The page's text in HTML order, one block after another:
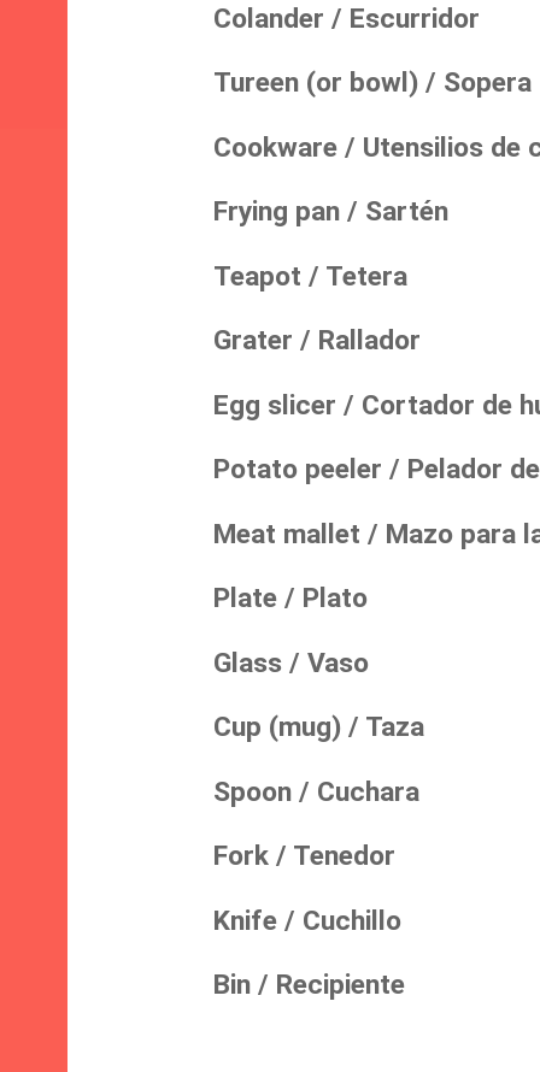
Colander / Escurridor
Tureen (or bowl) / Sopera
Cookware / Utensilios de
Frying pan / Sartén
Teapot / Tetera
Grater / Rallador
Egg slicer / Cortador de
Potato peeler / Pelador
Meat mallet / Mazo para
Plate / Plato
Glass / Vaso
Cup (mug) / Taza
Spoon / Cuchara
Fork / Tenedor
Knife / Cuchillo
Bin / Recipiente